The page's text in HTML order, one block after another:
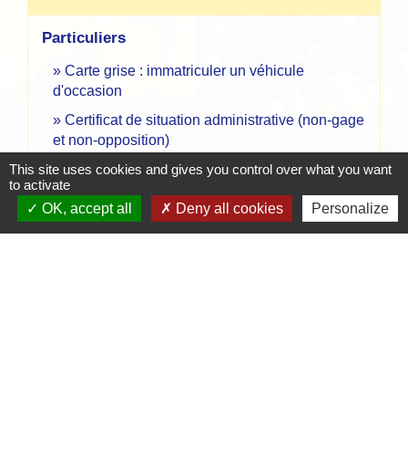
Particuliers
Carte grise : immatriculer un véhicule
d'occasion
Certificat de situation administrative (non-gage
et non-opposition)
Peut-on vendre une voiture d'occasion sans
contrôle technique ?
Vendre ou donner son véhicule
This site uses cookies and gives you control over what you want
to activate
OK, accept all
Deny all cookies Personalize